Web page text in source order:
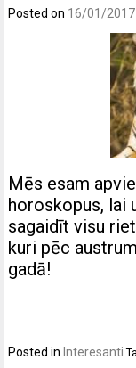
Posted on 16/01/2017
Mēs esam
horoskopus, lai
sagaidīt visu
kuri pēc
gadā!
Posted in Interesanti